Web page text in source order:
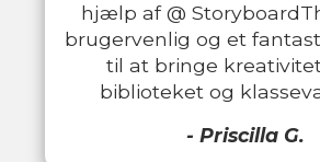
hjælp af @
brugervenlig og et
til at bringe
biblioteket og
- Priscilla G.